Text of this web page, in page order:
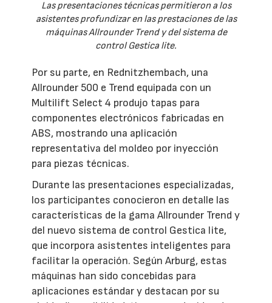
Las presentaciones técnicas permitieron a los
asistentes profundizar en las prestaciones de las
máquinas Allrounder Trend y del sistema de
control Gestica lite.
Por su parte, en Rednitzhembach, una
Allrounder 500 e Trend equipada con un
Multilift Select 4 produjo tapas para
componentes electrónicos fabricadas en
ABS, mostrando una aplicación
representativa del moldeo por inyección
para piezas técnicas.
Durante las presentaciones especializadas,
los participantes conocieron en detalle las
características de la gama Allrounder Trend y
del nuevo sistema de control Gestica lite,
que incorpora asistentes inteligentes para
facilitar la operación. Según Arburg, estas
máquinas han sido concebidas para
aplicaciones estándar y destacan por su